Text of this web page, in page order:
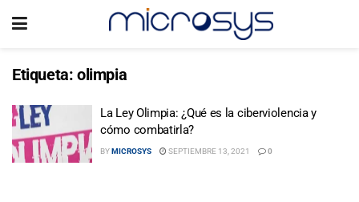
Etiqueta: olimpia
La Ley Olimpia: ¿Qué es la ciberviolencia y
cómo combatirla?
BYMICROSYS SEPTIEMBRE 13, 2021 0